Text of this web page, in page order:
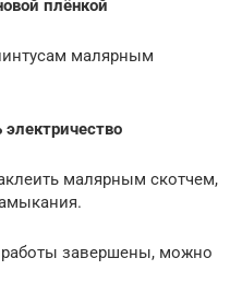
плёнкой
малярным
малярным скотчем,
работы завершены, можно